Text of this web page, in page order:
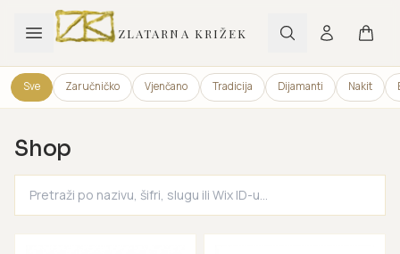
ZLATARNA KRIŽEK
Sve Zaručničko Vjenčano Tradicija Dijamanti Nakit
Shop